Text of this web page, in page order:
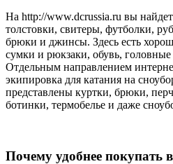
На http://www.dcrussia.ru вы
толстовки, свитеры, футболки,
брюки и джинсы. Здесь есть
сумки и рюкзаки, обувь,
Отдельным направлением
экипировка для катания на
представлены куртки, брюки,
ботинки, термобелье и даже
Почему удобнее покупать